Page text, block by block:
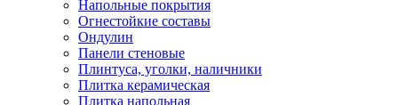
Напольные покрытия
Огнестойкие составы
Ондулин
Панели стеновые
Плинтуса, уголки, наличники
Плитка керамическая
Плитка напольная